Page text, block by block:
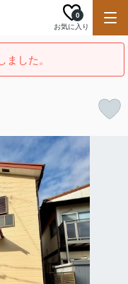
お気に入り
0
ました。